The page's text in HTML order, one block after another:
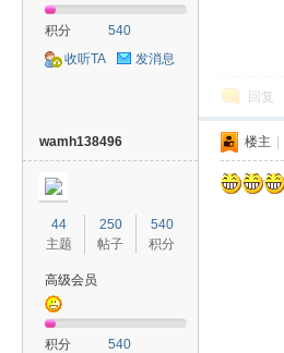
积分
540
收听TA
发消息
回复
wamh138496
44
主题
250
帖子
540
积分
高级会员
积分
540
楼主